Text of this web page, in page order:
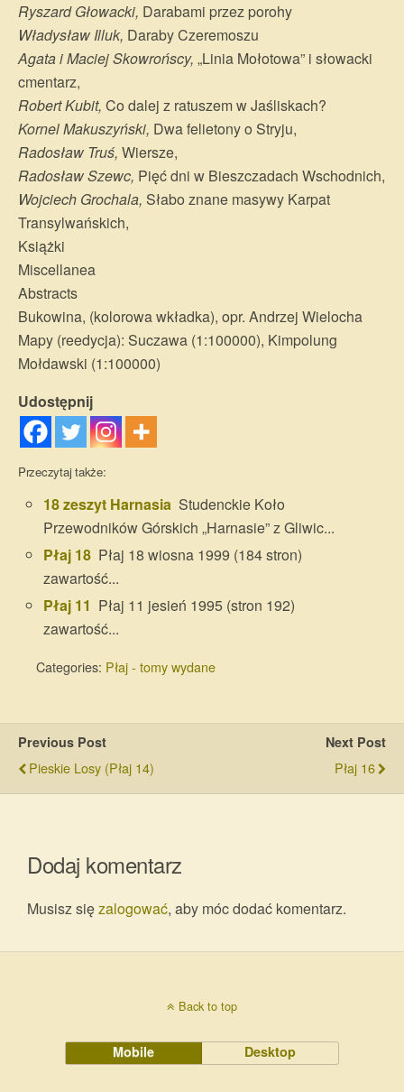
Ryszard Głowacki, Darabami przez porohy
Władysław Illuk, Daraby Czeremoszu
Agata i Maciej Skowrońscy, „Linia Mołotowa” i słowacki
cmentarz,
Robert Kubit, Co dalej z ratuszem w Jaśliskach?
Kornel Makuszyński, Dwa felietony o Stryju,
Radosław Truś, Wiersze,
Radosław Szewc, Pięć dni w Bieszczadach Wschodnich,
Wojciech Grochala, Słabo znane masywy Karpat
Transylwańskich,
Książki
Miscellanea
Abstracts
Bukowina, (kolorowa wkładka), opr. Andrzej Wielocha
Mapy (reedycja): Suczawa (1:100000), Kimpolung
Mołdawski (1:100000)
Udostępnij
Przeczytaj także:
18 zeszyt Harnasia Studenckie Koło
Przewodników Górskich „Harnasie” z Gliwic...
Płaj 18 Płaj 18 wiosna 1999 (184 stron)
zawartość...
Płaj 11 Płaj 11 jesień 1995 (stron 192)
zawartość...
Categories: Płaj - tomy wydane
Previous Post
Pieskie Losy (Płaj 14)
Next Post
Płaj 16
Dodaj komentarz
Musisz sięzalogować, aby móc dodać komentarz.
Back to top
Mobile Desktop